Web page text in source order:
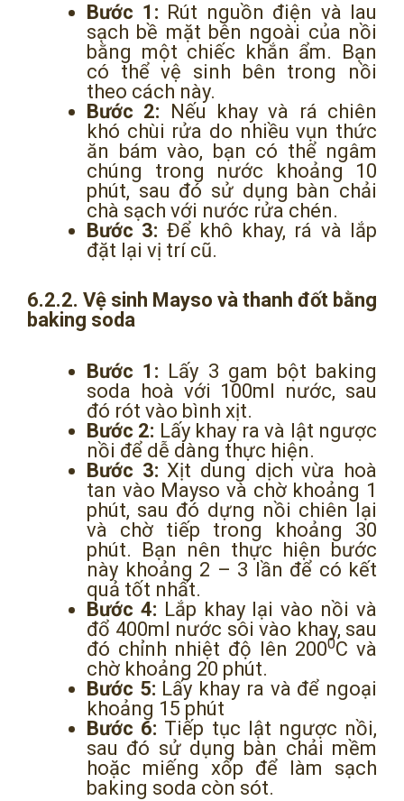
Bước 1: Rút nguồn điện và lau
sạch bề mặt bên ngoài của nồi
bằng một chiếc khắn ẩm. Bạn
có thể vệ sinh bên trong nồi
theo cách này.
Bước 2: Nếu khay và rá chiên
khó chùi rửa do nhiều vụn thức
ăn bám vào, bạn có thể ngâm
chúng trong nước khoảng 10
phút, sau đó sử dụng bàn chải
chà sạch với nước rửa chén.
Bước 3: Để khô khay, rá và lắp
đặt lại vị trí cũ.
6.2.2. Vệ sinh Mayso và thanh đốt bằng
baking soda
Bước 1: Lấy 3 gam bột baking
soda hoà với 100ml nước, sau
đó rót vào bình xịt.
Bước 2: Lấy khay ra và lật ngược
nồi để dễ dàng thực hiện.
Bước 3: Xịt dung dịch vừa hoà
tan vào Mayso và chờ khoảng 1
phút, sau đó dựng nồi chiên lại
và chờ tiếp trong khoảng 30
phút. Bạn nên thực hiện bước
này khoảng 2 – 3 lần để có kết
quả tốt nhất.
Bước 4: Lắp khay lại vào nồi và
đổ 400ml nước sôi vào khay, sau
đó chỉnh nhiệt độ lên 2000C và
chờ khoảng 20 phút.
Bước 5: Lấy khay ra và để ngoại
khoảng 15 phút
Bước 6: Tiếp tục lật ngược nồi,
sau đó sử dụng bàn chải mềm
hoặc miếng xốp để làm sạch
baking soda còn sót.